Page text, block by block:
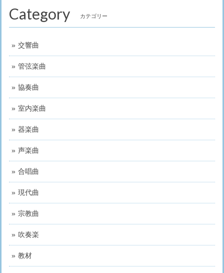
Category カテゴリー
交響曲
管弦楽曲
協奏曲
室内楽曲
器楽曲
声楽曲
合唱曲
現代曲
宗教曲
吹奏楽
教材